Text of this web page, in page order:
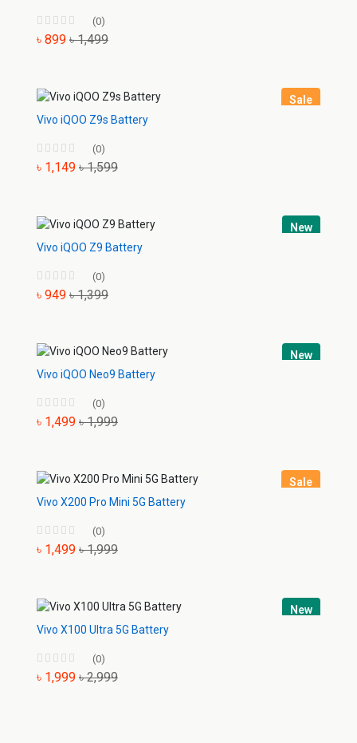
(0)
৳ 899 ৳ 1,499
Sale
Vivo iQOO Z9s Battery
(0)
৳ 1,149 ৳ 1,599
New
Vivo iQOO Z9 Battery
(0)
৳ 949 ৳ 1,399
New
Vivo iQOO Neo9 Battery
(0)
৳ 1,499 ৳ 1,999
Sale
Vivo X200 Pro Mini 5G Battery
(0)
৳ 1,499 ৳ 1,999
New
Vivo X100 Ultra 5G Battery
(0)
৳ 1,999 ৳ 2,999